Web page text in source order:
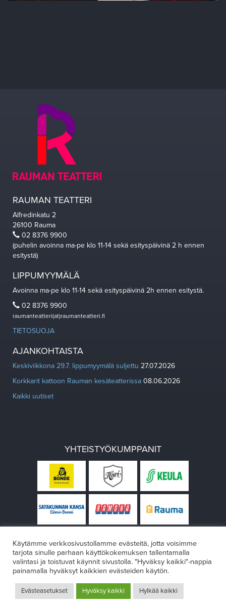
RAUMAN TEATTERI
Alfredinkatu 2
26100 Rauma
02 8376 9900
(puhelin avoinna ma-pe klo 11-14 sekä esityspäivinä 2 h ennen
esitystä)
LIPPUMYYMÄLÄ
Avoinna ma-pe klo 11-14 sekä esityspäivinä 2h ennen esitystä.
02 8376 9900
raumanteatteri(at)raumanteatteri.fi
TIETOSUOJA
AJANKOHTAISTA
Keskiviikkona 29.7. lippumyymälä suljettu 27.07.2026
Korkkarit kattoon Rauman kesäteatterissa 08.06.2026
Kaikki uutiset
YHTEISTYÖKUMPPANIT
Design:VÄRIKÄS
Käytämme verkkosivustollamme evästeitä, jotta voisimme
tarjota sinulle parhaan käyttökokemuksen tallentamalla
valintasi ja toistuvat käynnit sivustolla. "Hyväksy kaikki"-nappia
painamalla hyväksyt kaikkien evästeiden käytön.
Evästeasetukset Hyväksy kaikki Hylkää kaikki